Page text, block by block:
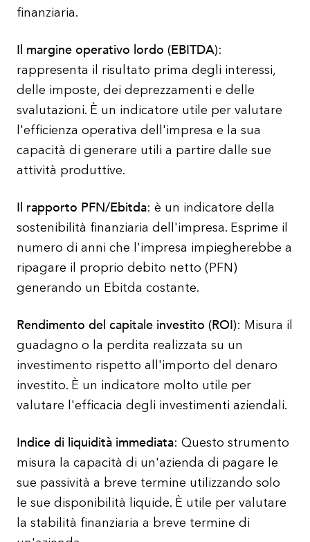
finanziaria.
Il margine operativo lordo (EBITDA):
rappresenta il risultato prima degli interessi,
delle imposte, dei deprezzamenti e delle
svalutazioni. È un indicatore utile per valutare
l'efficienza operativa dell'impresa e la sua
capacità di generare utili a partire dalle sue
attività produttive.
Il rapporto PFN/Ebitda: è un indicatore della
sostenibilità finanziaria dell'impresa. Esprime il
numero di anni che l'impresa impiegherebbe a
ripagare il proprio debito netto (PFN)
generando un Ebitda costante.
Rendimento del capitale investito (ROI): Misura il
guadagno o la perdita realizzata su un
investimento rispetto all'importo del denaro
investito. È un indicatore molto utile per
valutare l'efficacia degli investimenti aziendali.
Indice di liquidità immediata: Questo strumento
misura la capacità di un'azienda di pagare le
sue passività a breve termine utilizzando solo
le sue disponibilità liquide. È utile per valutare
la stabilità finanziaria a breve termine di